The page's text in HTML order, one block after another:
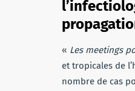
« Les meetings
et tropicales de
nombre de cas